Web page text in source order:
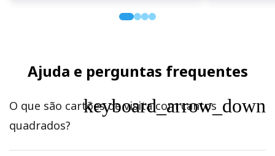
Ajuda e perguntas frequentes
O que são cartões de visita com cantos
quadrados?
keyboard_arrow_down